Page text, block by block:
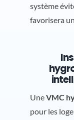
système
favorisera
UneVMC
pour les